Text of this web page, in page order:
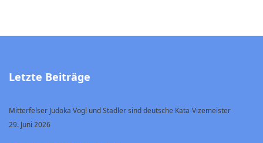
Letzte Beiträge
Mitterfelser Judoka Vogl und Stadler sind deutsche Kata-Vizemeister
29. Juni 2026